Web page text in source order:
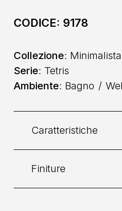
CODICE: 9178
Collezione:
Serie: Tetris
Ambiente: Bagno
Caratteristiche
Finiture